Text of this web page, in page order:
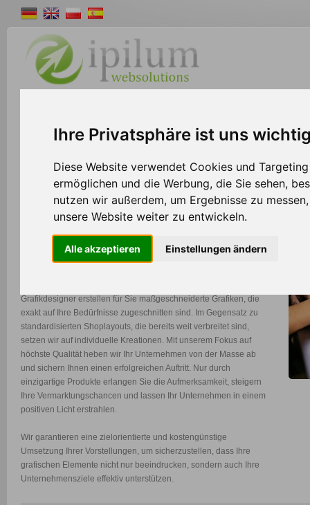
Ihre Privatsphäre ist uns
Diese Website verwendet Cookies und
ermöglichen und die Werbung, die Sie sehen,
nutzen wir außerdem, um Ergebnisse zu
unsere Website weiter zu entwickeln.
Alle akzeptieren Einstellungen ändern
>> Webdesign
Webdesign
Sie benötigen ein neues Firmenlogo, auffällige Werbebanner oder
sogar ein komplettes Webseitenlayout?
Grafikdesigner erstellen für Sie maßgeschneiderte Grafiken, die
exakt auf Ihre Bedürfnisse zugeschnitten sind. Im Gegensatz zu
standardisierten Shoplayouts, die bereits weit verbreitet sind,
setzen wir auf individuelle Kreationen. Mit unserem Fokus auf
höchste Qualität heben wir Ihr Unternehmen von der Masse ab
und sichern Ihnen einen erfolgreichen Auftritt. Nur durch
einzigartige Produkte erlangen Sie die Aufmerksamkeit, steigern
Ihre Vermarktungschancen und lassen Ihr Unternehmen in einem
positiven Licht erstrahlen.
Wir garantieren eine zielorientierte und kostengünstige
Umsetzung Ihrer Vorstellungen, um sicherzustellen, dass Ihre
grafischen Elemente nicht nur beeindrucken, sondern auch Ihre
Unternehmensziele effektiv unterstützen.